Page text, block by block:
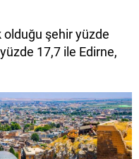
olduğu şehir yüzde
17,7 ile Edirne,